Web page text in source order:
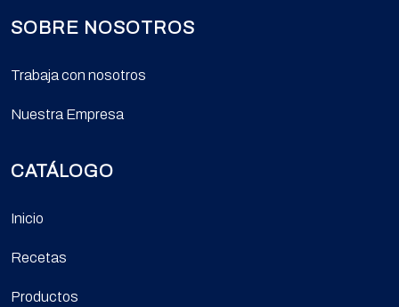
SOBRE NOSOTROS
Trabaja con nosotros
Nuestra Empresa
CATÁLOGO
Inicio
Recetas
Productos